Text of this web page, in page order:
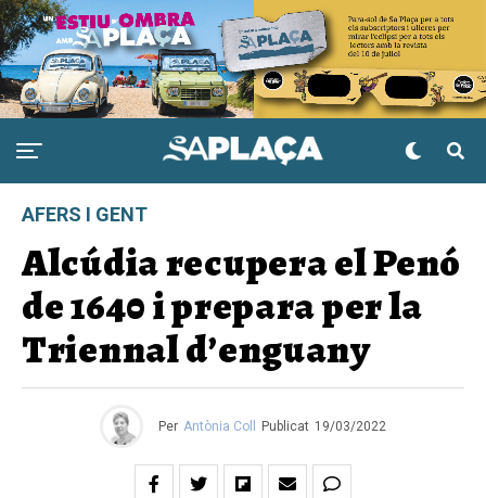
AFERS I GENT
Alcúdia recupera el Penó
de 1640 i prepara per la
Triennal d’enguany
Per Antònia Coll Publicat 19/03/2022